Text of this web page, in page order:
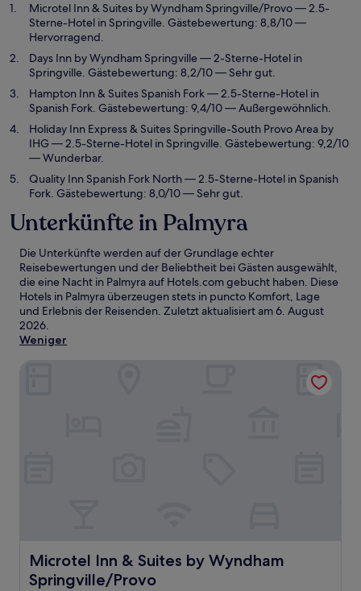
Microtel Inn & Suites by Wyndham Springville/Provo— 2.5-
Sterne-Hotel in Springville. Gästebewertung: 8,8/10 —
Hervorragend.
Days Inn by Wyndham Springville— 2-Sterne-Hotel in
Springville. Gästebewertung: 8,2/10 — Sehr gut.
Hampton Inn & Suites Spanish Fork— 2.5-Sterne-Hotel in
Spanish Fork. Gästebewertung: 9,4/10 — Außergewöhnlich.
Holiday Inn Express & Suites Springville-South Provo Area by
IHG— 2.5-Sterne-Hotel in Springville. Gästebewertung: 9,2/10
— Wunderbar.
Quality Inn Spanish Fork North— 2.5-Sterne-Hotel in Spanish
Fork. Gästebewertung: 8,0/10 — Sehr gut.
Unterkünfte in Palmyra
Die Unterkünfte werden auf der Grundlage echter
Reisebewertungen und der Beliebtheit bei Gästen ausgewählt,
die eine Nacht in Palmyra auf Hotels.com gebucht haben. Diese
Hotels in Palmyra überzeugen stets in puncto Komfort, Lage
und Erlebnis der Reisenden. Zuletzt aktualisiert am6. August
2026.
Weniger
Microtel Inn & Suites by Wyndham
Springville/Provo
Microtel Inn & Suites by Wyndham Springville/Provo
Microtel Inn & Suites by Wyndham Springville/Provo